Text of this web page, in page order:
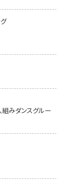
組みダンスグルー